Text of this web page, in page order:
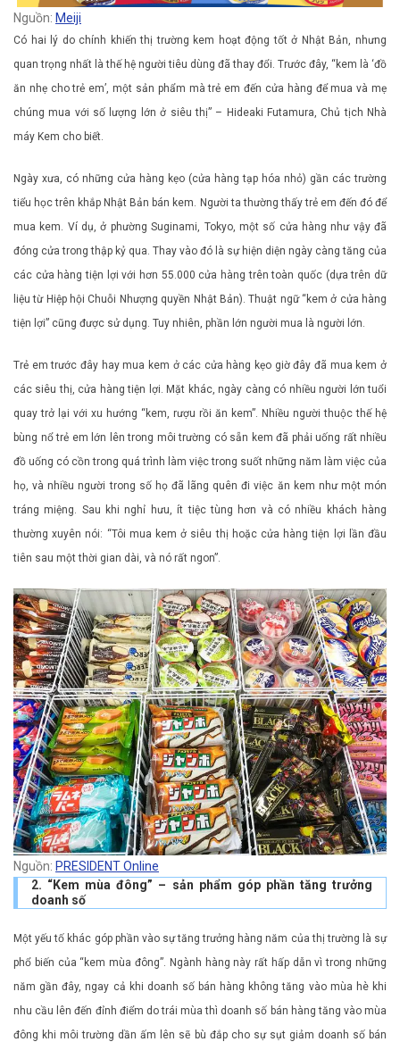
Nguồn: Meiji
Có hai lý do chính khiến thị trường kem hoạt động tốt ở Nhật Bản, nhưng
quan trọng nhất là thế hệ người tiêu dùng đã thay đổi. Trước đây, “kem là ‘đồ
ăn nhẹ cho trẻ em’, một sản phẩm mà trẻ em đến cửa hàng để mua và mẹ
chúng mua với số lượng lớn ở siêu thị” – Hideaki Futamura, Chủ tịch Nhà
máy Kem cho biết.
Ngày xưa, có những cửa hàng kẹo (cửa hàng tạp hóa nhỏ) gần các trường
tiểu học trên khắp Nhật Bản bán kem. Người ta thường thấy trẻ em đến đó để
mua kem. Ví dụ, ở phường Suginami, Tokyo, một số cửa hàng như vậy đã
đóng cửa trong thập kỷ qua. Thay vào đó là sự hiện diện ngày càng tăng của
các cửa hàng tiện lợi với hơn 55.000 cửa hàng trên toàn quốc (dựa trên dữ
liệu từ Hiệp hội Chuỗi Nhượng quyền Nhật Bản). Thuật ngữ “kem ở cửa hàng
tiện lợi” cũng được sử dụng. Tuy nhiên, phần lớn người mua là người lớn.
Trẻ em trước đây hay mua kem ở các cửa hàng kẹo giờ đây đã mua kem ở
các siêu thị, cửa hàng tiện lợi. Mặt khác, ngày càng có nhiều người lớn tuổi
quay trở lại với xu hướng “kem, rượu rồi ăn kem”. Nhiều người thuộc thế hệ
bùng nổ trẻ em lớn lên trong môi trường có sẵn kem đã phải uống rất nhiều
đồ uống có cồn trong quá trình làm việc trong suốt những năm làm việc của
họ, và nhiều người trong số họ đã lãng quên đi việc ăn kem như một món
tráng miệng. Sau khi nghỉ hưu, ít tiệc tùng hơn và có nhiều khách hàng
thường xuyên nói: “Tôi mua kem ở siêu thị hoặc cửa hàng tiện lợi lần đầu
tiên sau một thời gian dài, và nó rất ngon”.
Nguồn: PRESIDENT Online
2. “Kem mùa đông” – sản phẩm góp phần tăng trưởng
doanh số
Một yếu tố khác góp phần vào sự tăng trưởng hàng năm của thị trường là sự
phổ biến của “kem mùa đông”. Ngành hàng này rất hấp dẫn vì trong những
năm gần đây, ngay cả khi doanh số bán hàng không tăng vào mùa hè khi
nhu cầu lên đến đỉnh điểm do trái mùa thì doanh số bán hàng tăng vào mùa
đông khi môi trường dần ấm lên sẽ bù đắp cho sự sụt giảm doanh số bán